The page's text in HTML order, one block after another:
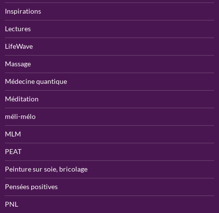
Inspirations
Lectures
LifeWave
Massage
Médecine quantique
Méditation
méli-mélo
MLM
PEAT
Peinture sur soie, bricolage
Pensées positives
PNL